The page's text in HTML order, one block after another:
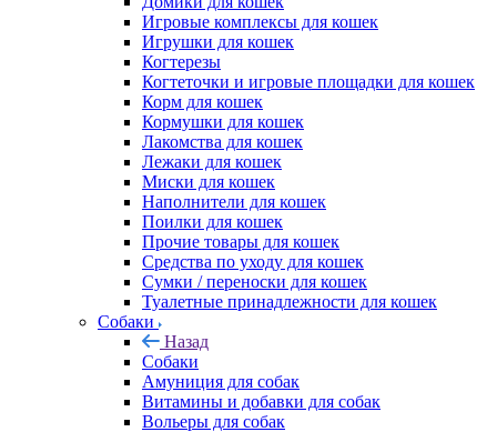
Игровые комплексы для кошек
Игрушки для кошек
Когтерезы
Когтеточки и игровые площадки для кошек
Корм для кошек
Кормушки для кошек
Лакомства для кошек
Лежаки для кошек
Миски для кошек
Наполнители для кошек
Поилки для кошек
Прочие товары для кошек
Средства по уходу для кошек
Сумки / переноски для кошек
Туалетные принадлежности для кошек
Собаки
Назад
Собаки
Амуниция для собак
Витамины и добавки для собак
Вольеры для собак